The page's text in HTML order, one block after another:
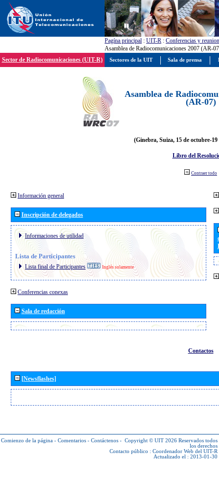
Pagína principal : UIT-R : Conferencias y
Asamblea de Radiocomunicaciones 2007 (AR-
Sector de Radiocomunicaciones (UIT-R)
Asamblea de
(AR-07)
(Ginebra, Suiza, 15 de octubre-19
Libro del
Contraer todo
Información general
Inscripción de delegados
Informaciones de utilidad
Lista de Participantes
Lista final de Participantes Inglés solamente
Conferencias conexas
Sala de redacción
Contactos
[Newsflashes]
Comienzo de la página - Comentarios - Contáctenos - Copyright © UIT 2026 Reservados todos
los derechos
Contacto público : Coordenador Web del UIT-R
Actualizado el : 2013-01-30
Sectores de la UIT Sala de prensa